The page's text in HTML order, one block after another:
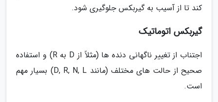
کند تا از آسیب به گیربکس جلوگیری شود.
گیربکس اتوماتیک
اجتناب از تغییر ناگهانی دنده ها (مثلاً از D به R) و استفاده
صحیح از حالت های مختلف (مانند D, R, N, L) بسیار مهم
است.